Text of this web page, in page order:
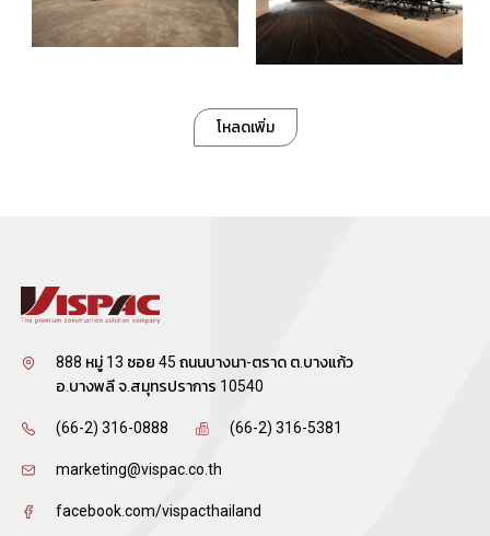
โหลดเพิ่ม
888 หมู่ 13 ซอย 45 ถนนบางนา-ตราด ต.บางแก้ว
อ.บางพลี จ.สมุทรปราการ 10540
(66-2) 316-0888 (66-2) 316-5381
marketing@vispac.co.th
facebook.com/vispacthailand